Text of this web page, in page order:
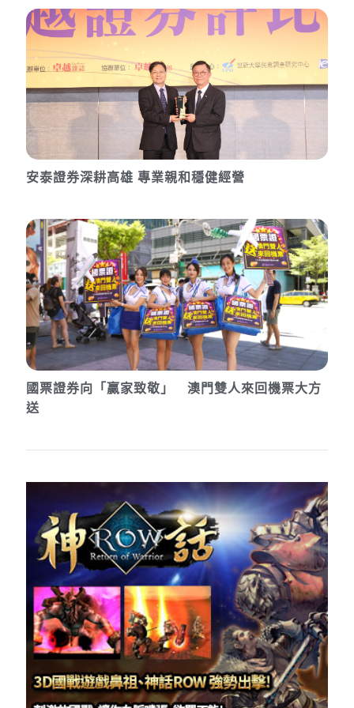
安泰證券深耕高雄 專業親和穩健經營
國票證券向「贏家致敬」 澳門雙人來回機票大方
送